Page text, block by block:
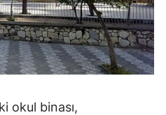
okul binası,